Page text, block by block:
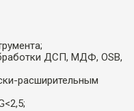
ДСП, МДФ, OSB,
расширительным